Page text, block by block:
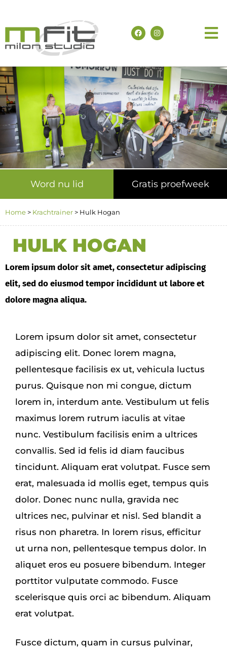
Word nu lid Gratis proefweek
Home > Krachtrainer > Hulk Hogan
HULK HOGAN
Lorem ipsum dolor sit amet, consectetur adipiscing
elit, sed do eiusmod tempor incididunt ut labore et
dolore magna aliqua.
Lorem ipsum dolor sit amet, consectetur
adipiscing elit. Donec lorem magna,
pellentesque facilisis ex ut, vehicula luctus
purus. Quisque non mi congue, dictum
lorem in, interdum ante. Vestibulum ut felis
maximus lorem rutrum iaculis at vitae
nunc. Vestibulum facilisis enim a ultrices
convallis. Sed id felis id diam faucibus
tincidunt. Aliquam erat volutpat. Fusce sem
erat, malesuada id mollis eget, tempus quis
dolor. Donec nunc nulla, gravida nec
ultrices nec, pulvinar et nisl. Sed blandit a
risus non pharetra. In lorem risus, efficitur
ut urna non, pellentesque tempus dolor. In
aliquet eros eu posuere bibendum. Integer
porttitor vulputate commodo. Fusce
scelerisque quis orci ac bibendum. Aliquam
erat volutpat.
Fusce dictum, quam in cursus pulvinar,